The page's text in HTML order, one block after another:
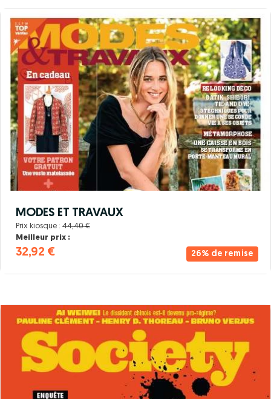
26% de remise
MODES ET TRAVAUX
Prix kiosque : 44,40 €
Meilleur prix :
32,92 €